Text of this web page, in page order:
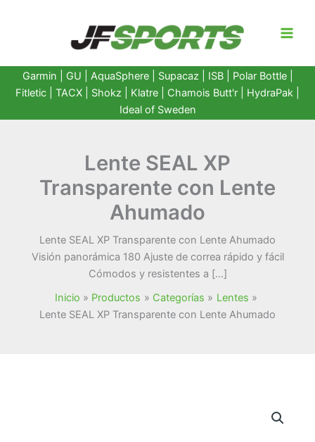
Garmin GU AquaSphere| Supacaz | ISB | Polar Bottle|
Fitletic
TACX Shokz Klatre Chamois Butt'r HydraPak
Ideal of Sweden
Lente SEAL XP
Transparente con Lente
Ahumado
Lente SEAL XP Transparente con Lente Ahumado
Visión panorámica 180 Ajuste de correa rápido y fácil
Cómodos y resistentes a […]
Inicio
Productos Categorías
Lentes
Lente SEAL XP Transparente con Lente Ahumado